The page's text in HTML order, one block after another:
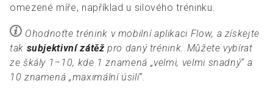
omezené míře, například u silového tréninku.
Ohodnoťte trénink v mobilní aplikaci Flow, a získejte
tak subjektivní zátěž pro daný trénink. Můžete vybírat
ze škály 1–10, kde 1 znamená „velmi, velmi snadný“ a
10 znamená „maximální úsilí“.